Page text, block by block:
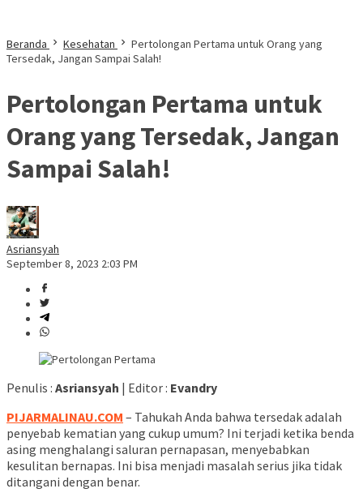
Beranda Kesehatan
Pertolongan Pertama untuk Orang yang
Tersedak, Jangan Sampai Salah!
Pertolongan Pertama untuk
Orang yang Tersedak, Jangan
Sampai Salah!
Asriansyah
September 8, 2023 2:03 PM
Penulis : Asriansyah | Editor : Evandry
PIJARMALINAU.COM – Tahukah Anda bahwa tersedak adalah
penyebab kematian yang cukup umum? Ini terjadi ketika benda
asing menghalangi saluran pernapasan, menyebabkan
kesulitan bernapas. Ini bisa menjadi masalah serius jika tidak
ditangani dengan benar.